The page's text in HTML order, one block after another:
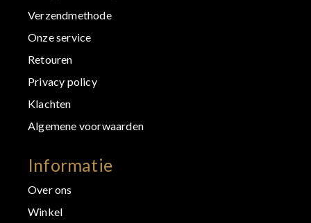
Verzendmethode
Onze service
Retouren
Privacy policy
Klachten
Algemene voorwaarden
Informatie
Over ons
Winkel